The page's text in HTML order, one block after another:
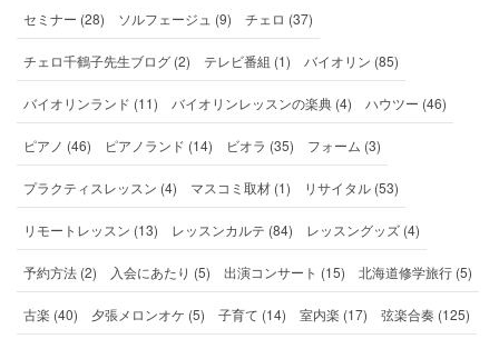
セミナー (28) ソルフェージュ (9) チェロ (37)
チェロ千鶴子先生ブログ (2) テレビ番組 (1) バイオリン (85)
バイオリンランド (11) バイオリンレッスンの楽典 (4) ハウツー (46)
ピアノ (46) ピアノランド (14) ビオラ (35) フォーム (3)
プラクティスレッスン (4) マスコミ取材 (1) リサイタル (53)
リモートレッスン (13) レッスンカルテ (84) レッスングッズ (4)
予約方法 (2) 入会にあたり (5) 出演コンサート (15) 北海道修学旅行 (5)
古楽 (40) 夕張メロンオケ (5) 子育て (14) 室内楽 (17) 弦楽合奏 (125)